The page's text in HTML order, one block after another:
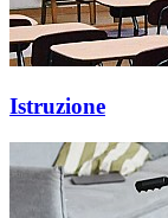
Istruzione